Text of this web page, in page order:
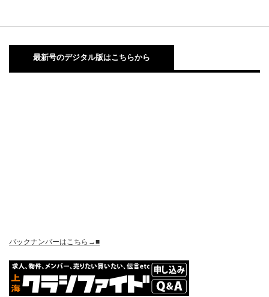
最新号のデジタル版はこちらから
バックナンバーはこちら→■